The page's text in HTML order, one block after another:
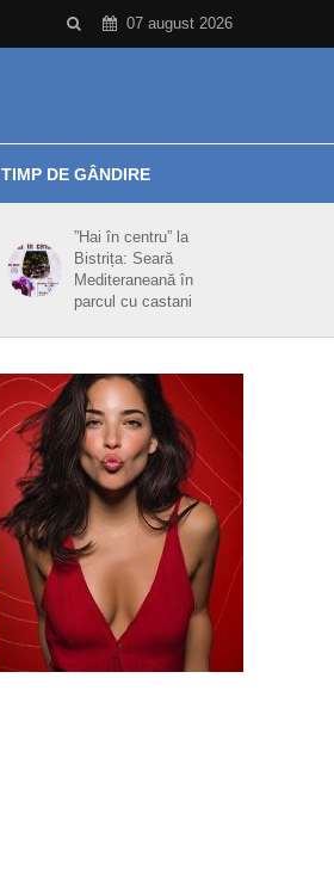
07 august 2026
TIMP DE GÂNDIRE
”Hai în centru” la
Bistrița: Seară
Mediteraneană în
parcul cu castani